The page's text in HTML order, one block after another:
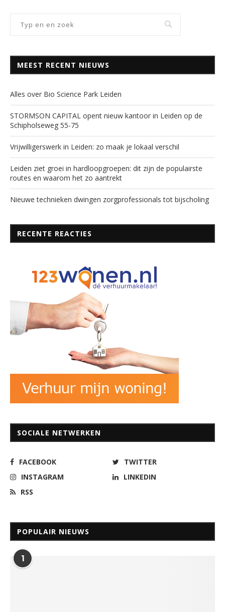
MEEST RECENT NIEUWS
Alles over Bio Science Park Leiden
STORMSON CAPITAL opent nieuw kantoor in Leiden op de
Schipholseweg 55-75
Vrijwilligerswerk in Leiden: zo maak je lokaal verschil
Leiden ziet groei in hardloopgroepen: dit zijn de populairste
routes en waarom het zo aantrekt
Nieuwe technieken dwingen zorgprofessionals tot bijscholing
RECENTE REACTIES
SOCIALE NETWERKEN
FACEBOOK
TWITTER
INSTAGRAM
LINKEDIN
RSS
POPULAIR NIEUWS
1